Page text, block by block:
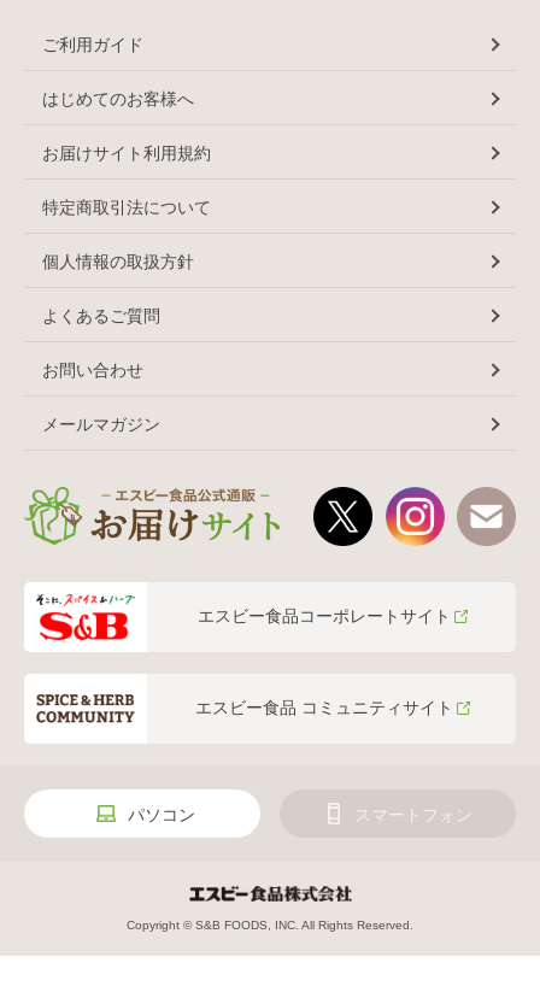
ご利用ガイド
はじめてのお客様へ
お届けサイト利用規約
特定商取引法について
個人情報の取扱方針
よくあるご質問
お問い合わせ
メールマガジン
エスビー食品コーポレートサイト
エスビー食品 コミュニティサイト
パソコン スマートフォン
Copyright © S&B FOODS, INC. All Rights Reserved.